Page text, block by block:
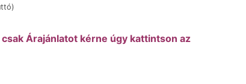
Árajánlatot kérne úgy kattintson az